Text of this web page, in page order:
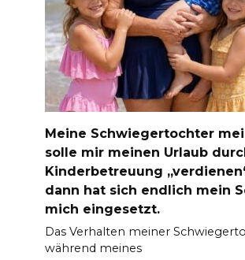
Meine Schwiegertochter
solle mir meinen Urlaub
Kinderbetreuung
dann hat sich endlich mein
mich eingesetzt.
Das Verhalten meiner
während meines